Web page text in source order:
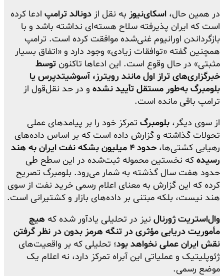
در همین حال، اسکای‌نیوز به نقل از دونالد ترامپ ادعا کرده
است که ایران پذیرفته سلاح هسته‌ای نداشته باشد و با
بازگرداندن اورانیوم غنی‌شده موافقت کرده است. ترامپ
همچنین گفته «توافقات زیادی» وجود دارد و «اتفاق بسیار
مثبتی» در حال وقوع است. این ادعاها تاکنون توسط
خبرگزاری‌های تراز اول مانند رویترز، آسوشیتدپرس یا
بلومبرگ به‌طور مستقل تأیید نشده و در حد نقل‌قول از
ترامپ باقی مانده است.
از سوی دیگر، بلومبرگ تمرکز خود را بر پیامدهای عملی
تحولات گذاشته و گزارش داده است که بر اساس داده‌های
رهیابی کشتی‌ها،
حدود ۴ میلیون بشکه نفت ایران به هند
رسیده که نخستین محموله ثبت‌شده در این سطح طی
حدود هفت سال گذشته به شمار می‌رود. بلومبرگ تصریح
کرده که این گزارش به معنای اعلام رسمی خرید نفت از سوی
هند نیست، بلکه مبتنی بر داده‌های بازار و کشتیرانی است.
وال‌استریت ژورنال نیز در تحلیلی یادآور شده که هیچ
مأموریت دریایی مؤثری در تنگه هرمز بدون در نظر گرفتن
نقش ایران عملی نخواهد بود؛ تحلیلی که بر واقعیت‌های
ژئوپلیتیک و عملیاتی این آبراه تمرکز دارد، نه اعلام یک
موضع رسمی.